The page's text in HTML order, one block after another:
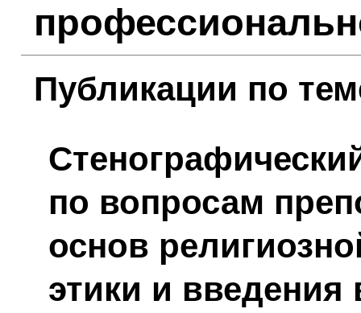
Публикации по
по вопросам
основ
этики и